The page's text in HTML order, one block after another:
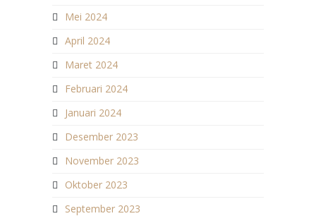
Mei 2024
April 2024
Maret 2024
Februari 2024
Januari 2024
Desember 2023
November 2023
Oktober 2023
September 2023